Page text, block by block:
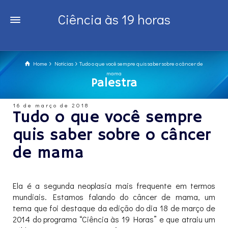
Ciência às 19 horas
Home Notícias
Tudo o que você sempre quis saber sobre o câncer de
mama
Palestra
16 de março de 2018
Tudo o que você sempre
quis saber sobre o câncer
de mama
Ela é a segunda neoplasia mais frequente em termos
mundiais. Estamos falando do câncer de mama, um
tema que foi destaque da edição do dia 18 de março de
2014 do programa “Ciência às 19 Horas” e que atraiu um